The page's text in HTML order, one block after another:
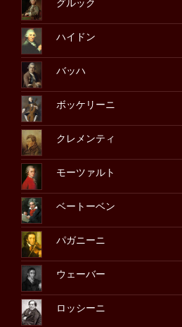
グルック
ハイドン
バッハ
ボッケリーニ
クレメンティ
モーツァルト
ベートーベン
パガニーニ
ウェーバー
ロッシーニ